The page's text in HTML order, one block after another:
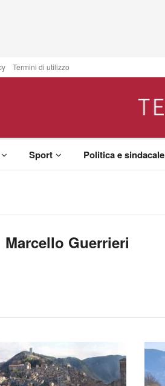
Termini di utilizzo
Sport Politica e sindacale
Marcello Guerrieri